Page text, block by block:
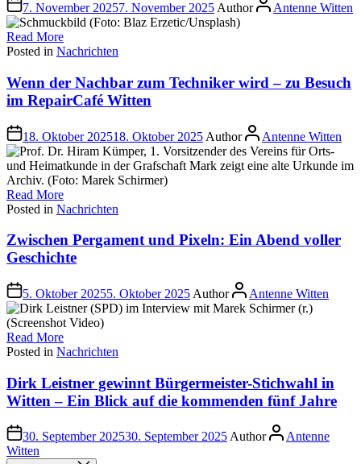
7. November 20257. November 2025 Author Antenne Witten
Read More
Posted in Nachrichten
Wenn der Nachbar zum Techniker wird – zu Besuch
im RepairCafé Witten
18. Oktober 202518. Oktober 2025 Author Antenne Witten
Read More
Posted in Nachrichten
Zwischen Pergament und Pixeln: Ein Abend voller
Geschichte
5. Oktober 20255. Oktober 2025 Author Antenne Witten
Read More
Posted in Nachrichten
Dirk Leistner gewinnt Bürgermeister-Stichwahl in
Witten – Ein Blick auf die kommenden fünf Jahre
30. September 202530. September 2025Author
Antenne
Witten